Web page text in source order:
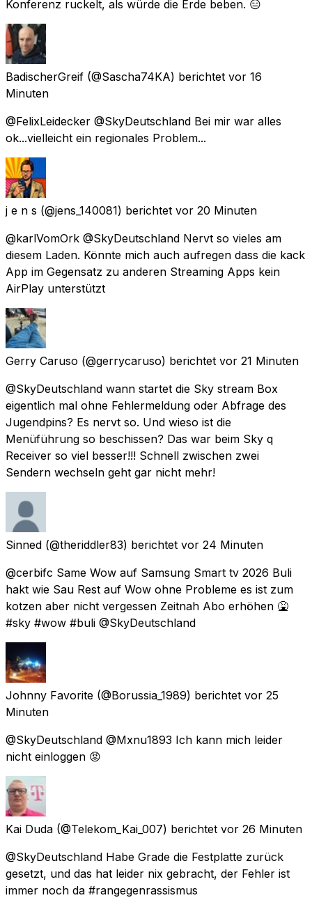
Konferenz ruckelt, als würde die Erde beben. 😑
BadischerGreif (@Sascha74KA) berichtet vor 16
Minuten
@FelixLeidecker @SkyDeutschland Bei mir war alles
ok...vielleicht ein regionales Problem...
j e n s (@jens_140081) berichtet vor 20 Minuten
@karlVomOrk @SkyDeutschland Nervt so vieles am
diesem Laden. Könnte mich auch aufregen dass die kack
App im Gegensatz zu anderen Streaming Apps kein
AirPlay unterstützt
Gerry Caruso (@gerrycaruso) berichtet vor 21 Minuten
@SkyDeutschland wann startet die Sky stream Box
eigentlich mal ohne Fehlermeldung oder Abfrage des
Jugendpins? Es nervt so. Und wieso ist die
Menüführung so beschissen? Das war beim Sky q
Receiver so viel besser!!! Schnell zwischen zwei
Sendern wechseln geht gar nicht mehr!
Sinned (@theriddler83) berichtet vor 24 Minuten
@cerbifc Same Wow auf Samsung Smart tv 2026 Buli
hakt wie Sau Rest auf Wow ohne Probleme es ist zum
kotzen aber nicht vergessen Zeitnah Abo erhöhen 🤮
#sky #wow #buli @SkyDeutschland
Johnny Favorite (@Borussia_1989) berichtet vor 25
Minuten
@SkyDeutschland @Mxnu1893 Ich kann mich leider
nicht einloggen 😡
Kai Duda (@Telekom_Kai_007) berichtet vor 26 Minuten
@SkyDeutschland Habe Grade die Festplatte zurück
gesetzt, und das hat leider nix gebracht, der Fehler ist
immer noch da #rangegenrassismus